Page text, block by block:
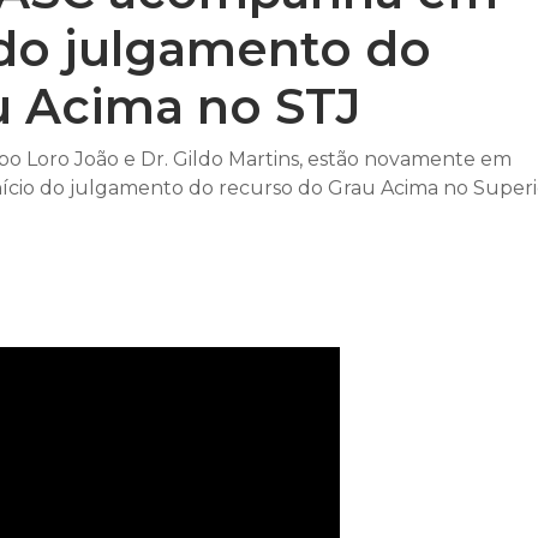
julgamento do
Acima no STJ
Loro João e Dr. Gildo Martins, estão novamente em
do julgamento do recurso do Grau Acima no